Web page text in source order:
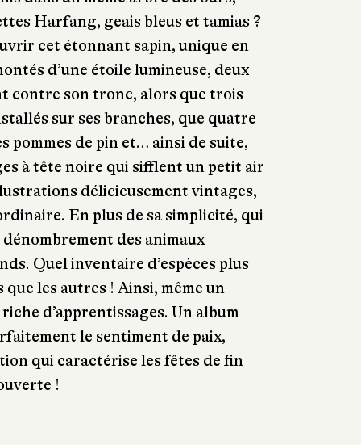
Harfang, geais bleus et tamias ?
cet étonnant sapin, unique en
d’une étoile lumineuse, deux
contre son tronc, alors que trois
sur ses branches, que quatre
pommes de pin et… ainsi de suite,
à tête noire qui sifflent un petit air
délicieusement vintages,
En plus de sa simplicité, qui
des animaux
Quel inventaire d’espèces plus
les autres ! Ainsi, même un
d’apprentissages. Un album
le sentiment de paix,
qui caractérise les fêtes de fin
!